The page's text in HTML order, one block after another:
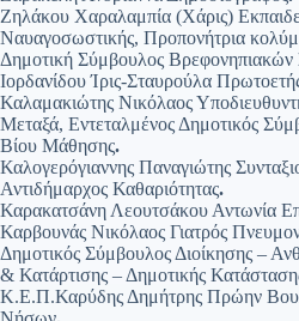
Ζηλάκου Xαραλαμπία (Χάρις)
Ναυαγοσωστικής, Προπονήτρια
Δημοτική Σύμβουλος
Ιορδανίδου Ίρις-Σταυρούλα
Καλαμακιώτης Νικόλαος
Μεταξά, Εντεταλμένος Δημοτικός
Βίου Μάθησης.
Καλογερόγιαννης Παναγιώτης
Αντιδήμαρχος Καθαριότητας.
Καρακατσάνη Λεουτσάκου Αντωνία
Καρβουνάς Νικόλαος Γιατρός
Δημοτικός Σύμβουλος Διοίκησης –
& Κατάρτισης – Δημοτικής
Κ.Ε.Π.Καρύδης Δημήτρης Πρώην